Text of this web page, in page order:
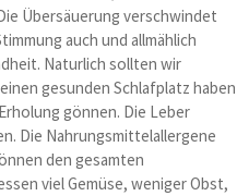
Übersäuerung verschwindet
auch und allmählich
Naturlich sollten wir
gesunden Schlafplatz haben
gönnen. Die Leber
Die Nahrungsmittelallergene
den gesamten
viel Gemüse, weniger Obst,